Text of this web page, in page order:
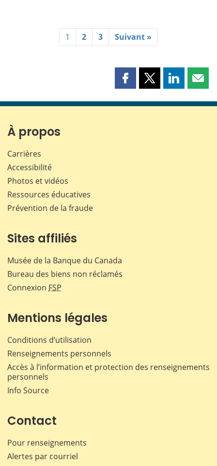
1 2 3 Suivant »
Partager
page
Partager
page
Partager
page page
À propos
Carrières
Accessibilité
Photos et vidéos
Ressources éducatives
Prévention de la fraude
Sites affiliés
Musée de la Banque du Canada
Bureau des biens non réclamés
Connexion FSP
Mentions légales
Conditions d’utilisation
Renseignements personnels
Accès à l’information et protection des renseignements
personnels
Info Source
Contact
Pour renseignements
Alertes par courriel